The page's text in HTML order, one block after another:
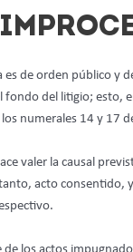
es de orden público y
fondo del litigio; esto,
numerales 14 y 17
valer la causal
acto consentido,